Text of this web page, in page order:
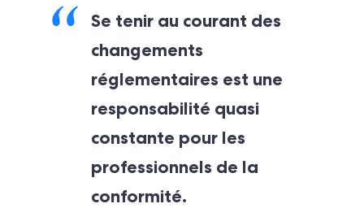
Se tenir au courant des
changements
réglementaires est une
responsabilité quasi
constante pour les
professionnels de la
conformité.